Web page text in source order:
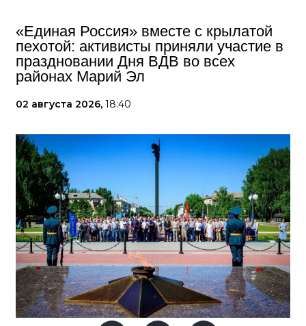
«Единая Россия» вместе с крылатой
пехотой: активисты приняли участие в
праздновании Дня ВДВ во всех
районах Марий Эл
02 августа 2026, 18:40